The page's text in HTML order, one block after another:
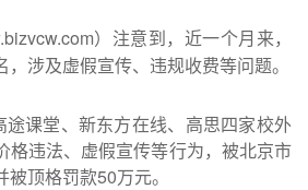
）注意到，近一个月来，
涉及虚假宣传、违规收费等问题。
课堂、新东方在线、高思四家校外
格违法、虚假宣传等行为，被北京市
顶格罚款50万元。